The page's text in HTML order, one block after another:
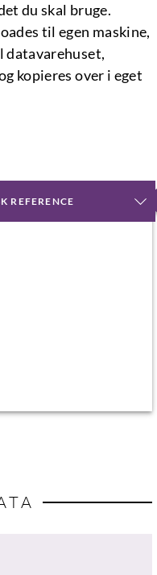
du skal bruge.
til egen maskine,
datavarehuset,
kopieres over i eget
REFERENCE